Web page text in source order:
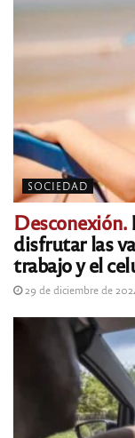
SOCIEDAD
Desconexión.
disfrutar las
trabajo y el
29 de diciembre de